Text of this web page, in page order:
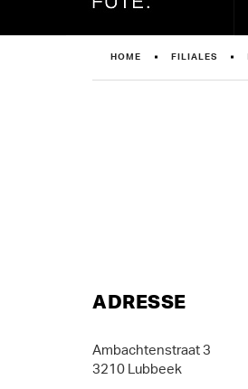
HOME FILIALES
ADRESSE
Ambachtenstraat 3
3210 Lubbeek